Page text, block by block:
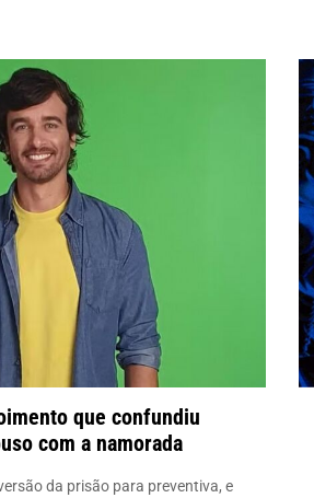
que confundiu
com a namorada
da prisão para preventiva, e